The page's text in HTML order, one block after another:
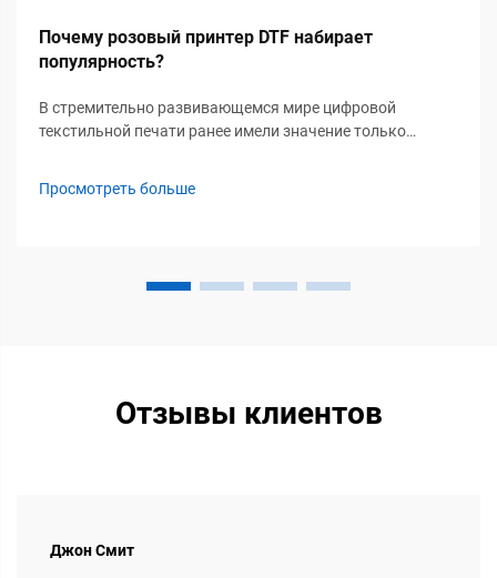
Почему розовый принтер DTF набирает
популярность?
В стремительно развивающемся мире цифровой
текстильной печати ранее имели значение только
небольшие предприятия по пошиву одежды: рост
Просмотреть больше
Отзывы клиентов
Джон Смит